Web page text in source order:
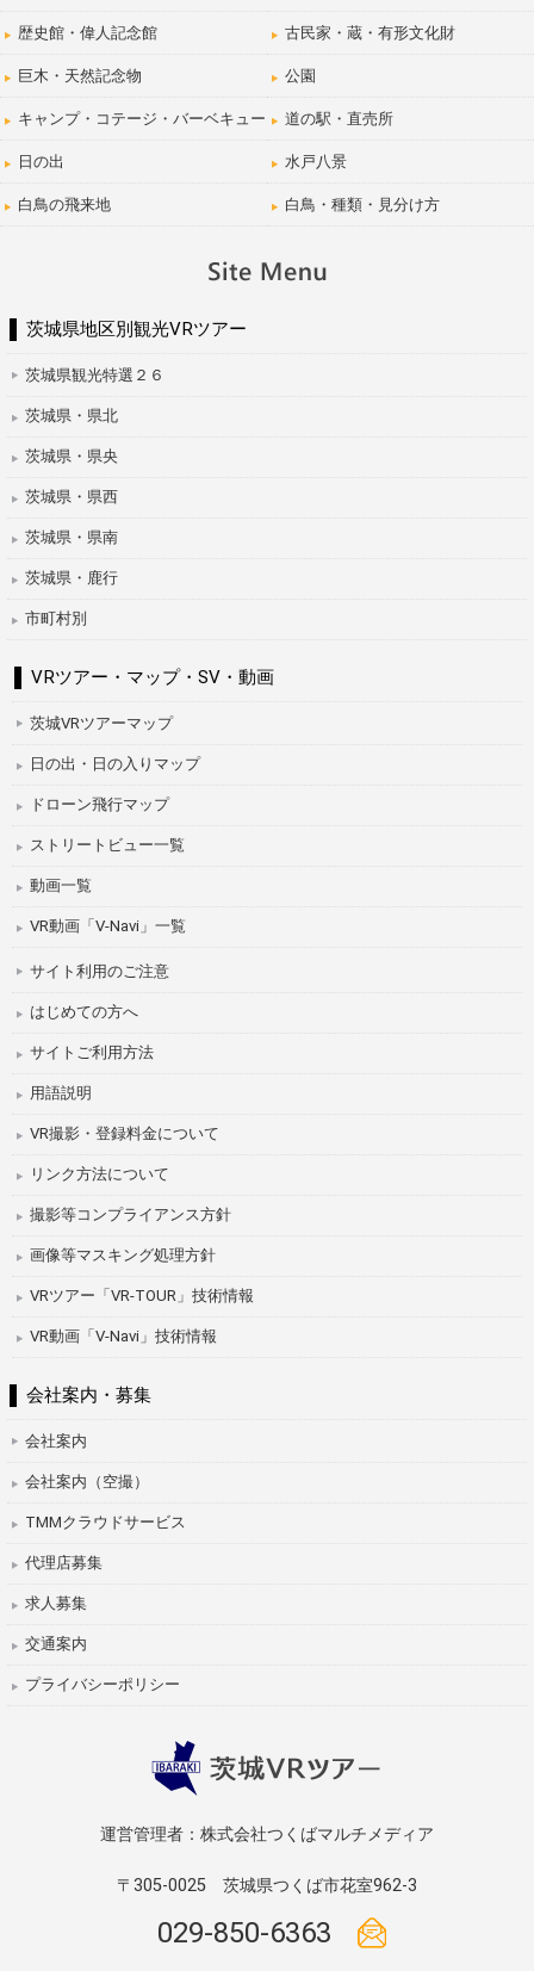
歴史館・偉人記念館 古民家・蔵・有形文化財
巨木・天然記念物 公園
キャンプ・コテージ・バーベキュー 道の駅・直売所
日の出 水戸八景
白鳥の飛来地 白鳥・種類・見分け方
茨城県地区別観光VRツアー
茨城県観光特選２６
茨城県・県北
茨城県・県央
茨城県・県西
茨城県・県南
茨城県・鹿行
市町村別
VRツアー・マップ・SV・動画
茨城VRツアーマップ
日の出・日の入りマップ
ドローン飛行マップ
ストリートビュー一覧
動画一覧
VR動画「V-Navi」一覧
サイト利用のご注意
はじめての方へ
サイトご利用方法
用語説明
VR撮影・登録料金について
リンク方法について
撮影等コンプライアンス方針
画像等マスキング処理方針
VRツアー「VR-TOUR」技術情報
VR動画「V-Navi」技術情報
会社案内・募集
会社案内
会社案内（空撮）
TMMクラウドサービス
代理店募集
求人募集
交通案内
プライバシーポリシー
運営管理者：株式会社つくばマルチメディア
〒305-0025 茨城県つくば市花室962-3
029-850-6363